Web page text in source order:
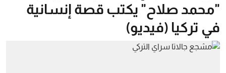
"محمد صلاح" يكتب قصة إنسانية
في تركيا (فيديو)